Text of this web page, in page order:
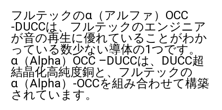
フルテックのα（アルファ）OCC
‐DUCCは、フルテックのエンジニア
が音の再生に優れていることがわか
っている数少ない導体の1つです。
α（Alpha）OCC –DUCCは、DUCC超
結晶化高純度銅と、フルテックの
α（Alpha）-OCCを組み合わせて構築
されています。